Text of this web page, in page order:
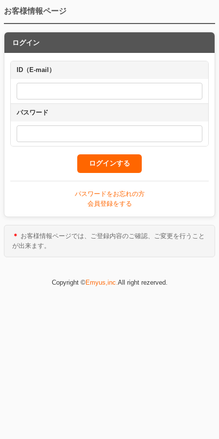
お客様情報ページ
ログイン
ID（E-mail）
パスワード
パスワードをお忘れの方
会員登録をする
＊ お客様情報ページでは、ご登録内容のご確認、ご変更を行うこと
が出来ます。
Copyright ©Emyus,inc.All right rezerved.